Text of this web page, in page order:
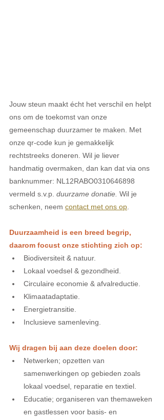
Jouw steun maakt écht het verschil en helpt
ons om de toekomst van onze
gemeenschap duurzamer te maken. Met
onze qr-code kun je gemakkelijk
rechtstreeks doneren. Wil je liever
handmatig overmaken, dan kan dat via ons
banknummer: NL12RABO0310646898
vermeld s.v.p. duurzame donatie. Wil je
schenken, neem contact met ons op
​​Duurzaamheid is een breed begrip,
daarom focust onze stichting zich op:
Biodiversiteit & natuur.
Lokaal voedsel & gezondheid.
Circulaire economie & afvalreductie.
Klimaatadaptatie.
Energietransitie.
Inclusieve samenleving.
Wij dragen bij aan deze doelen door:
Netwerken; opzetten van
samenwerkingen op gebieden zoals
lokaal voedsel, reparatie en textiel.
Educatie; organiseren van themaweken
en gastlessen voor basis- en